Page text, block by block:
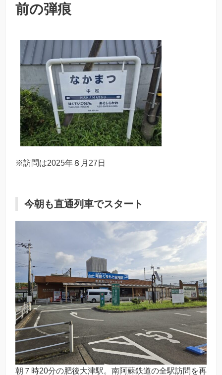
前の弾痕
※訪問は2025年８月27日
今朝も直通列車でスタート
朝７時20分の肥後大津駅。南阿蘇鉄道の全駅訪問を再